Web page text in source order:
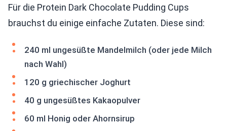
Für die Protein Dark Chocolate Pudding Cups
brauchst du einige einfache Zutaten. Diese sind:
240 ml ungesüßte Mandelmilch (oder jede Milch
nach Wahl)
120 g griechischer Joghurt
40 g ungesüßtes Kakaopulver
60 ml Honig oder Ahornsirup